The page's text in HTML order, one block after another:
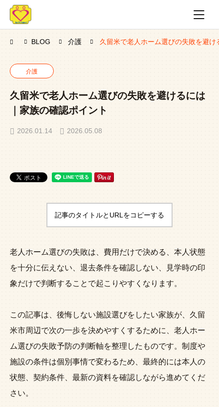
BLOG 介護 久留米で老人ホーム選びの失敗を避
介護
久留米で老人ホーム選びの失敗を避けるには
｜家族の確認ポイント
2026.01.14 2026.05.08
記事のタイトルとURLをコピーする
老人ホーム選びの失敗は、費用だけで決める、本人状態
を十分に伝えない、退去条件を確認しない、見学時の印
象だけで判断することで起こりやすくなります。
この記事は、後悔しない施設選びをしたい家族が、久留
米市周辺で次の一歩を決めやすくするために、老人ホー
ム選びの失敗予防の判断軸を整理したものです。制度や
施設の条件は個別事情で変わるため、最終的には本人の
状態、契約条件、最新の資料を確認しながら進めてくだ
さい。